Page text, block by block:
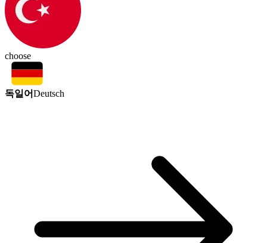
choose
독일어Deutsch